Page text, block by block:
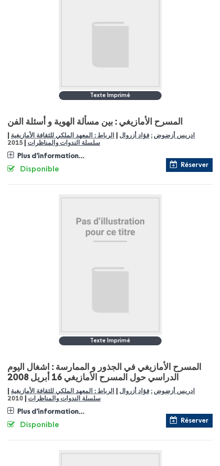
Texte Imprimé
المسرح الأمازيغي : بين مسألة الهوية و أسئلة الفن
ادريس أزضوض ; فؤاد أزروال الرباط : المعهد الملكي للثقافة الأمازيغية
سلسلة الندوات والمناظرات 2015
Plus d'information...
Réserver
Disponible
Texte Imprimé
المسرح الأمازيغي في الجذور و الممارسة : اشغال اليوم
الدراسي حول المسرح الأمازيغي 16 أبريل 2008
ادريس أزضوض ; فؤاد أزروال الرباط : المعهد الملكي للثقافة الأمازيغية
سلسلة الندوات والمناظرات 2010
Plus d'information...
Réserver
Disponible